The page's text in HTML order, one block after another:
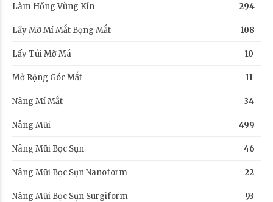
Làm Hồng Vùng Kín 294
Lấy Mỡ Mí Mắt Bọng Mắt 108
Lấy Túi Mỡ Má 10
Mở Rộng Góc Mắt 11
Nâng Mí Mắt 34
Nâng Mũi 499
Nâng Mũi Bọc Sụn 46
Nâng Mũi Bọc Sụn Nanoform 22
Nâng Mũi Bọc Sụn Surgiform 93